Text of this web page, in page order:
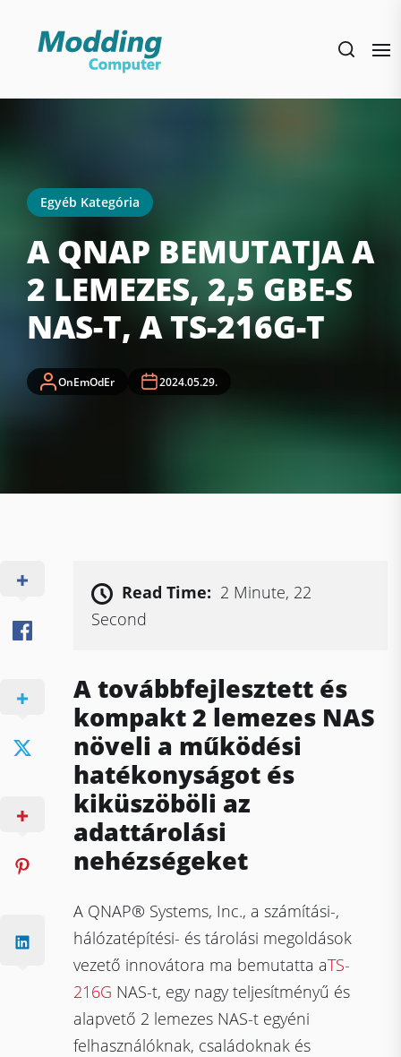
Egyéb Kategória
A QNAP BEMUTATJA A
2 LEMEZES, 2,5 GBE-S
NAS-T, A TS-216G-T
OnEmOdEr 2024.05.29.
Read Time: 2 Minute, 22
Second
A továbbfejlesztett és
kompakt 2 lemezes NAS
növeli a működési
hatékonyságot és
kiküszöböli az
adattárolási
nehézségeket
A QNAP® Systems, Inc., a számítási-,
hálózatépítési- és tárolási megoldások
vezető innovátora ma bemutatta aTS-
216G NAS-t, egy nagy teljesítményű és
alapvető 2 lemezes NAS-t egyéni
felhasználóknak, családoknak és